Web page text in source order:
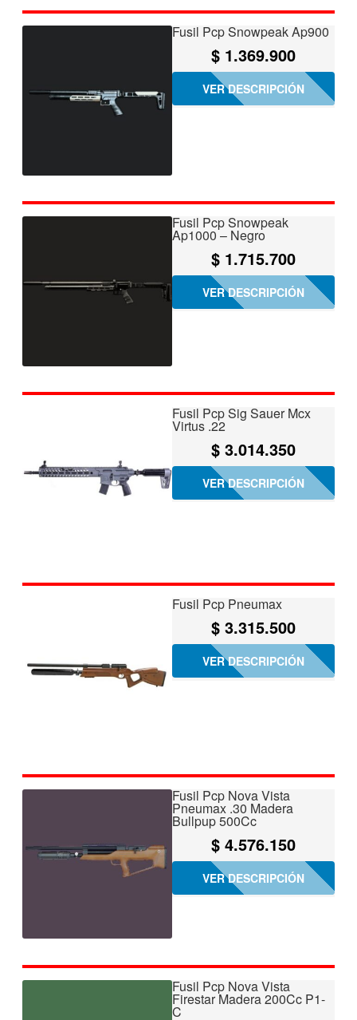
Fusil Pcp Snowpeak Ap900
$1.369.900
VER DESCRIPCIÓN
Fusil Pcp Snowpeak
Ap1000 – Negro
$1.715.700
VER DESCRIPCIÓN
Fusil Pcp Sig Sauer Mcx
Virtus .22
$3.014.350
VER DESCRIPCIÓN
Fusil Pcp Pneumax
$3.315.500
VER DESCRIPCIÓN
Fusil Pcp Nova Vista
Pneumax .30 Madera
Bullpup 500Cc
$4.576.150
VER DESCRIPCIÓN
Fusil Pcp Nova Vista
Firestar Madera 200Cc P1-
C